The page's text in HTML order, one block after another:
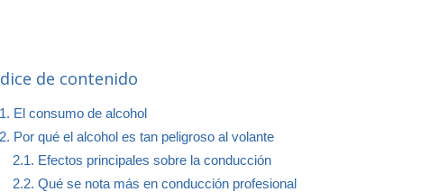
de contenido
1. El consumo de alcohol
2. Por qué el alcohol es tan peligroso al volante
2.1. Efectos principales sobre la conducción
2.2. Qué se nota más en conducción profesional